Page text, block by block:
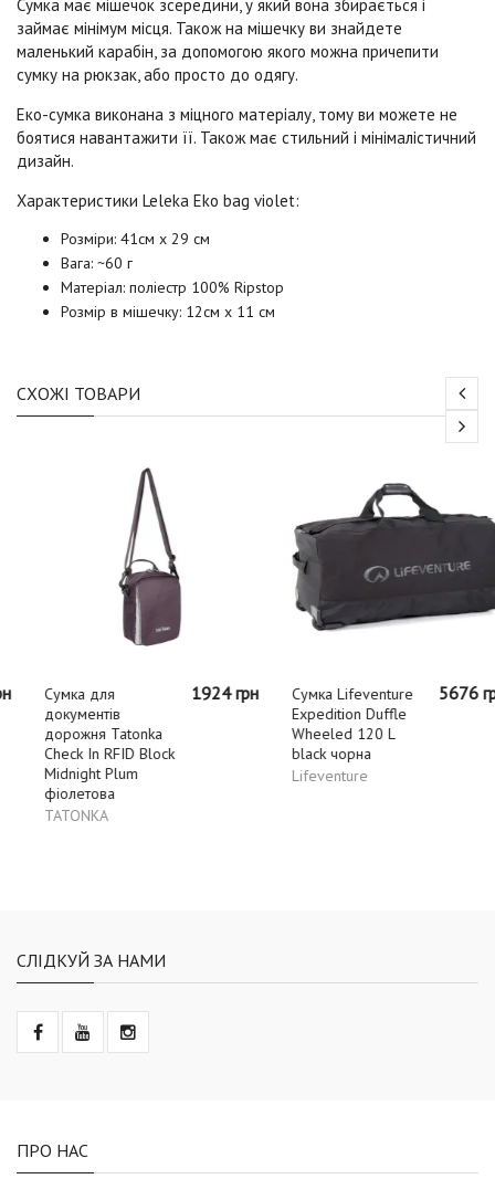
Сумка має мішечок зсередини, у який вона збирається і
займає мінімум місця. Також на мішечку ви знайдете
маленький карабін, за допомогою якого можна причепити
сумку на рюкзак, або просто до одягу.
Еко-сумка виконана з міцного матеріалу, тому ви можете не
боятися навантажити її. Також має стильний і мінімалістичний
дизайн.
Характеристики Leleka Eko bag violet:
Розміри: 41см x 29 см
Вага: ~60 г
Матеріал: поліестр 100% Ripstop
Розмір в мішечку: 12см х 11 см
СХОЖІ ТОВАРИ
Сумка для
документів
дорожня Tatonka
Check In RFID Block
Midnight Plum
фіолетова
TATONKA
1924 грн
Сумка Lifeventure
Expedition Duffle
Wheeled 120 L
black чорна
Lifeventure
5676 грн
СЛІДКУЙ ЗА НАМИ
ПРО НАС